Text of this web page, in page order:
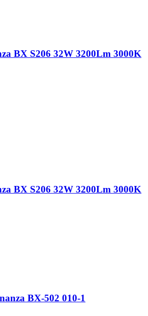
BX S206 32W 3200Lm 3000K
BX S206 32W 3200Lm 3000K
BX-502 010-1